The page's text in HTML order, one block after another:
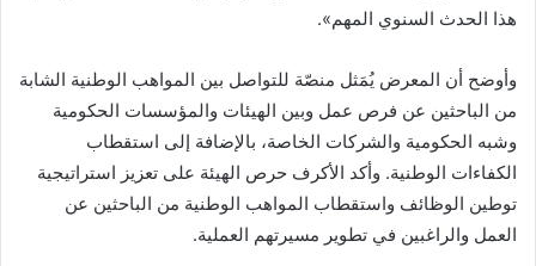
هذا الحدث السنوي المهم».
وأوضح أن المعرض يُمَثل منصّة للتواصل بين المواهب الوطنية الشابة
من الباحثين عن فرص عمل وبين الهيئات والمؤسسات الحكومية
وشبه الحكومية والشركات الخاصة، بالإضافة إلى استقطاب
الكفاءات الوطنية. وأكد الأكرف حرص الهيئة على تعزيز استراتيجية
توطين الوظائف واستقطاب المواهب الوطنية من الباحثين عن
العمل والراغبين في تطوير مسيرتهم العملية.